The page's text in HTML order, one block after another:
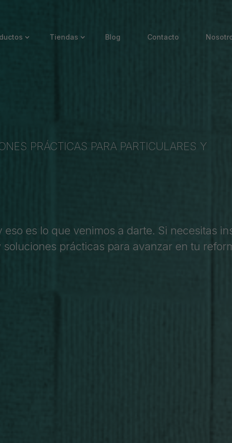
Tiendas Blog Contacto
PRÁCTICAS PARA PARTICULARES Y
eso es lo que venimos a darte. Si necesitas
prácticas para avanzar en tu